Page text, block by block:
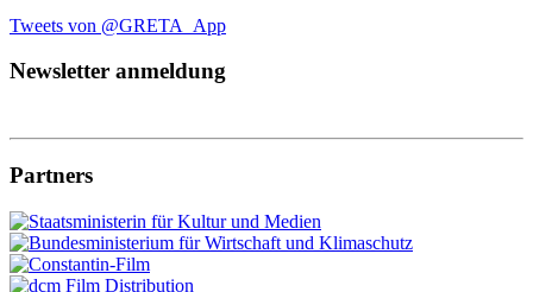
Tweets von @GRETA_App
Newsletter anmeldung
Partners